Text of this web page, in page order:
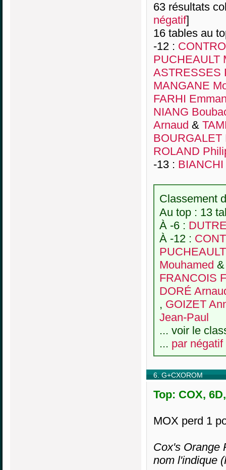
63 résultats
négatif]
16 tables au
-12 :
PUCHEAULT
ASTRESSES
MANGANE
FARHI
NIANG
Arnaud &
BOURGALET
ROLAND
-13 :
Classement
Au top : 13
À -6 :
À -12 :
Mouhamed
FRANCOIS
DORÉ
, GOIZET
Jean-Paul
... voir le
... par négatif
6. G+CXOROM
Top: COX,
MOX perd 1
Cox's Orange
nom l'indique